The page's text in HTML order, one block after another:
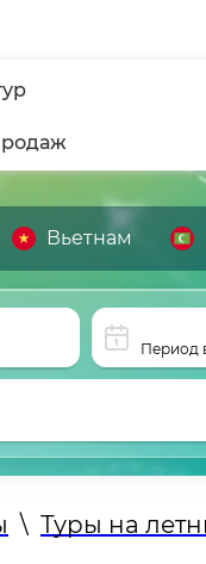
Вьетнам
Период
\ Туры на